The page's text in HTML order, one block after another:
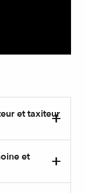
et taxiteur
et